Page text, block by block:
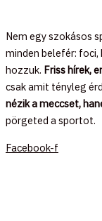
Nem egy szokásos
minden belefér: foci,
hozzuk. Friss hírek,
csak amit tényleg
nézik a meccset,
pörgeted a sportot.
Facebook-f